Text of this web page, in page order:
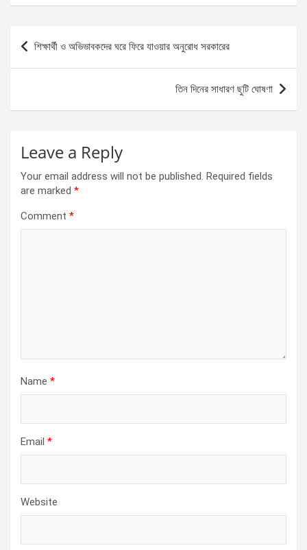
ce
b
o
se
n
g
at
A
ar
e
Post
navigation
শিক্ষার্থী ও অভিভাবকদের ঘরে ফিরে যাওয়ার অনুরোধ সরকারের
তিন দিনের সাধারণ ছুটি ঘোষণা
Leave a Reply
Your email address will not be published. Required fields
are marked *
Comment *
Name *
Email *
Website